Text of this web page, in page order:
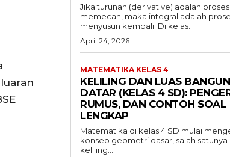
Jika turunan (derivative) adalah proses
memecah, maka integral adalah
menyusun kembali. Di kelas...
April 24, 2026
MATEMATIKA KELAS 4
KELILING DAN LUAS BANGUN
DATAR (KELAS 4 SD):
RUMUS, DAN CONTOH SOAL
LENGKAP
Matematika di kelas 4 SD mulai
konsep geometri dasar, salah satunya
keliling...